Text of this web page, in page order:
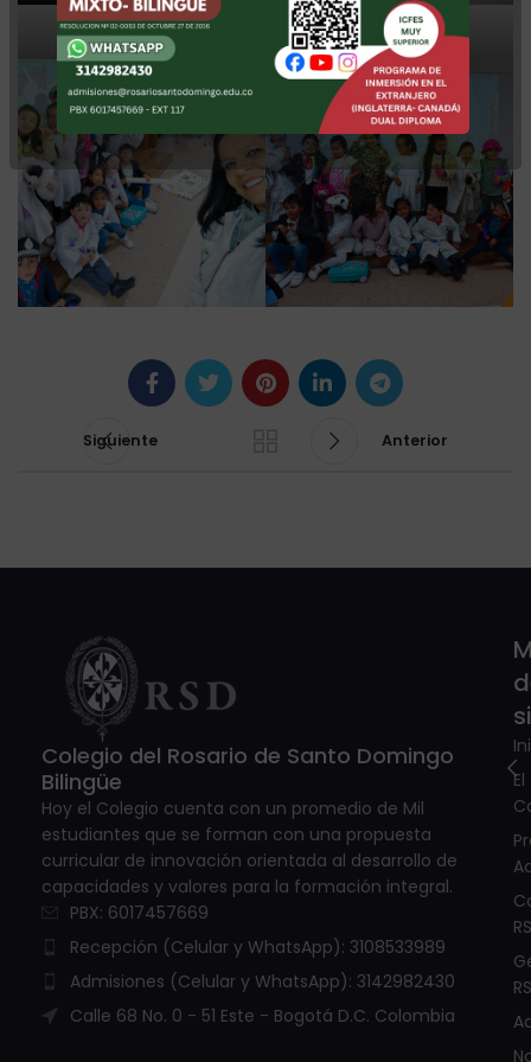
rbt rbt
Siguiente Anterior
Colegio del Rosario de Santo Domingo
Bilingüe
Hoy el Colegio cuenta con un promedio de Mil
estudiantes que se forman con una propuesta
curricular de innovación orientada al desarrollo de
capacidades y valores para la formación integral.
PBX: 6017457669
Recepción (Celular y WhatsApp): 3108533989
Admisiones (Celular y WhatsApp): 3142982430
Calle 68 No. 0 - 51 Este - Bogotá D.C. Colombia
El